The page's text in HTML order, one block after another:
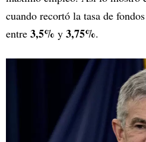
cuando recortó la tasa de
entre 3,5% y 3,75%.